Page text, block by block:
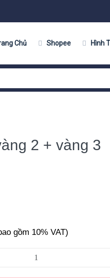
Chủ Shopee Hình
2 + vàng 3
gồm 10% VAT)